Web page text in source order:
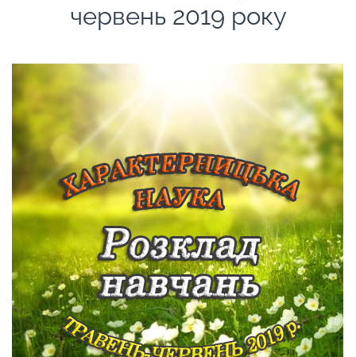
червень 2019 року